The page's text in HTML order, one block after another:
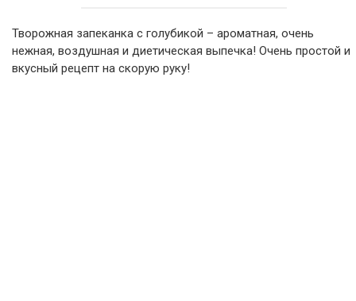
Творожная запеканка с голубикой – ароматная, очень
нежная, воздушная и диетическая выпечка! Очень простой и
вкусный рецепт на скорую руку!